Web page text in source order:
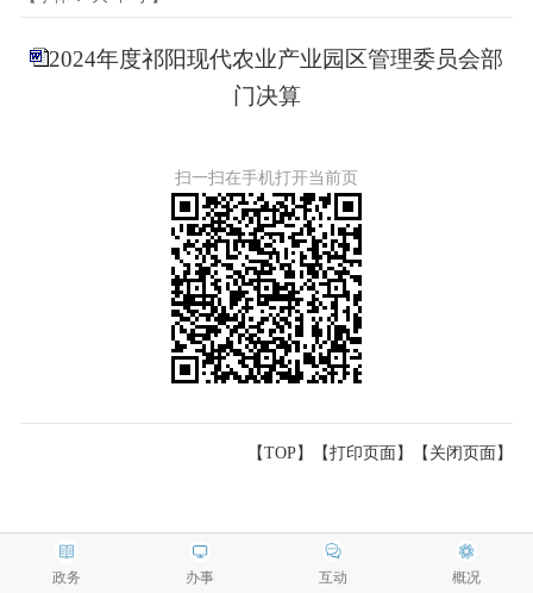
2024年度祁阳现代农业产业园区管理委员会部
门决算
扫一扫在手机打开当前页
【TOP】 【打印页面 】【 关闭页面 】
政务 办事 互动 概况